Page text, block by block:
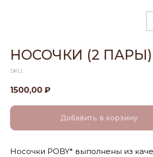
НОСОЧКИ (2 ПАРЫ)
SKU:
1500,00 ₽
Добавить в корзину
Носочки POBY* выполнены из